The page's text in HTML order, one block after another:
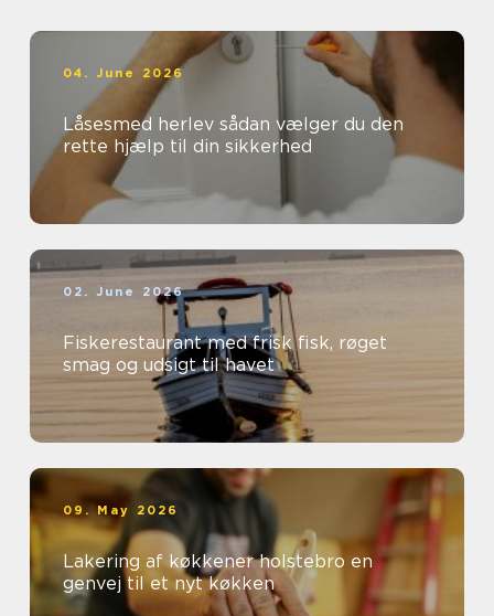
04. June 2026
Låsesmed herlev sådan vælger du den
rette hjælp til din sikkerhed
02. June 2026
Fiskerestaurant med frisk fisk, røget
smag og udsigt til havet
09. May 2026
Lakering af køkkener holstebro en
genvej til et nyt køkken